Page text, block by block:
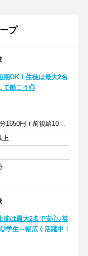
プ
期OK！生徒は最大2名
て働こう◎
1コマ1824円（1授業90分1650円＋前後給10分174円）
上
徒は最大2名で安心♪英
学生～幅広く活躍中！